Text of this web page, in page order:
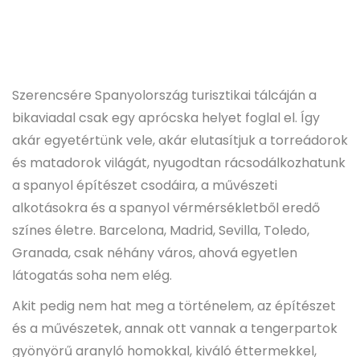
Szerencsére Spanyolország turisztikai tálcáján a
bikaviadal csak egy aprócska helyet foglal el. Így
akár egyetértünk vele, akár elutasítjuk a torreádorok
és matadorok világát, nyugodtan rácsodálkozhatunk
a spanyol építészet csodáira, a művészeti
alkotásokra és a spanyol vérmérsékletből eredő
színes életre. Barcelona, Madrid, Sevilla, Toledo,
Granada, csak néhány város, ahová egyetlen
látogatás soha nem elég.
Akit pedig nem hat meg a történelem, az építészet
és a művészetek, annak ott vannak a tengerpartok
gyönyörű aranyló homokkal, kiváló éttermekkel,